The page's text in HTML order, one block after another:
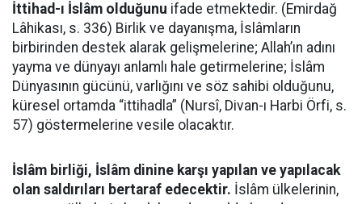
İttihad-ı İslâm olduğunu ifade etmektedir. (Emirdağ
Lâhikası, s. 336) Birlik ve dayanışma, İslâmların
birbirinden destek alarak gelişmelerine; Allah’ın adını
yayma ve dünyayı anlamlı hale getirmelerine; İslâm
Dünyasının gücünü, varlığını ve söz sahibi olduğunu,
küresel ortamda “ittihadla” (Nursî, Divan-ı Harbi Örfi, s.
57) göstermelerine vesile olacaktır.
İslâm birliği, İslâm dinine karşı yapılan ve yapılacak
olan saldırıları bertaraf edecektir. İslâm ülkelerinin,